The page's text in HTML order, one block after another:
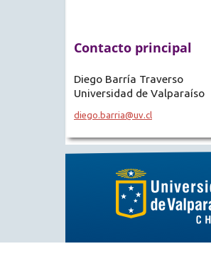
Contacto principal
Diego Barría Traverso
Universidad de Valparaíso
diego.barria@uv.cl